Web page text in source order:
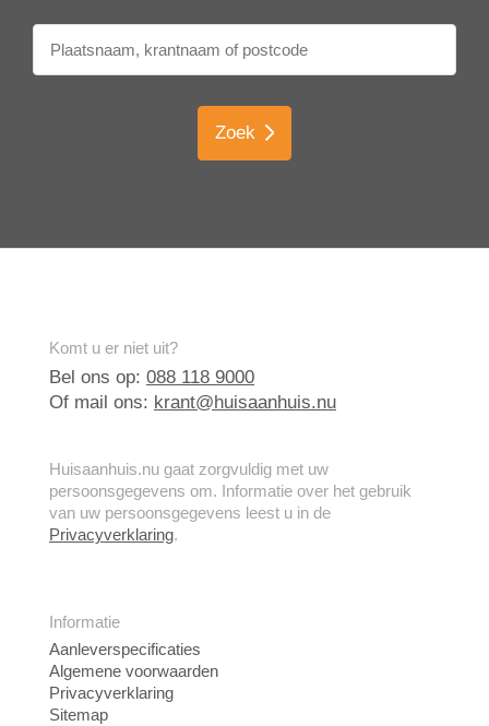
Zoek
Komt u er niet uit?
Bel ons op: 088 118 9000
Of mail ons: krant@huisaanhuis.nu
Huisaanhuis.nu gaat zorgvuldig met uw
persoonsgegevens om. Informatie over het gebruik
van uw persoonsgegevens leest u in de
Privacyverklaring.
Informatie
Aanleverspecificaties
Algemene voorwaarden
Privacyverklaring
Sitemap